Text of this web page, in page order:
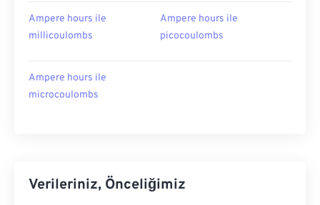
Ampere hours ile
millicoulombs
Ampere hours ile
picocoulombs
Ampere hours ile
microcoulombs
Verileriniz, Önceliğimiz